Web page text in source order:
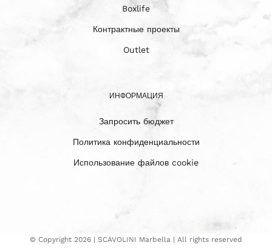
Boxlife
Контрактные проекты
Outlet
ИНФОРМАЦИЯ
Запросить бюджет
Политика конфиденциальности
Использование файлов cookie
© Copyright 2026 | SCAVOLINI Marbella | All rights reserved